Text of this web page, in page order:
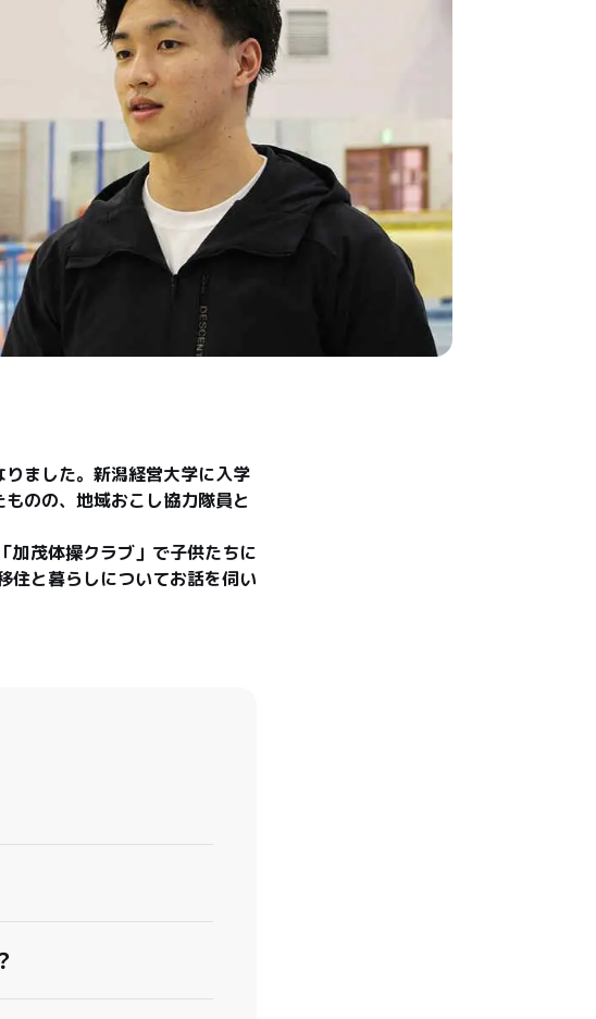
ました。新潟経営大学に入学
のの、地域おこし協力隊員と
加茂体操クラブ」で子供たちに
住と暮らしについてお話を伺い